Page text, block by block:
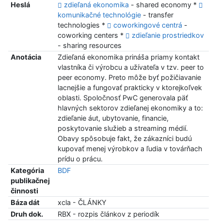
Heslá
zdieľaná ekonomika - shared economy *
komunikačné technológie- transfer
technologies *
coworkingové centrá -
coworking centers *
zdieľanie prostriedkov
- sharing resources
Anotácia
Zdieľaná ekonomika prináša priamy kontakt
vlastníka či výrobcu a užívateľa v tzv. peer to
peer economy. Preto môže byť požičiavanie
lacnejšie a fungovať prakticky v ktorejkoľvek
oblasti. Spoločnosť PwC generovala päť
hlavných sektorov zdieľanej ekonomiky a to:
zdieľanie áut, ubytovanie, financie,
poskytovanie služieb a streaming médií.
Obavy spôsobuje fakt, že zákazníci budú
kupovať menej výrobkov a ľudia v továrňach
prídu o prácu.
Kategória
publikačnej
činnosti
BDF
Báza dát
xcla - ČLÁNKY
Druh dok.
RBX - rozpis článkov z periodík